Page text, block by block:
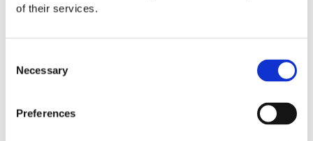
of their services.
Selection
Necessary
Preferences
Persoonlijke klantenservice
iDEAL Klarna